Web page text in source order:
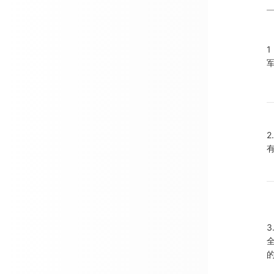
1
2.	易燃易爆、
3.	危害国家安